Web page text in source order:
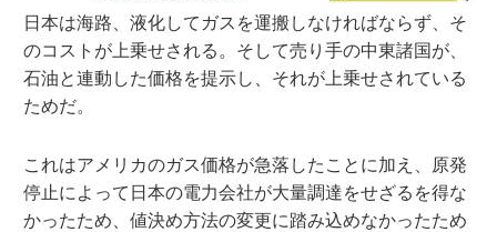
日本は海路、液化してガスを運搬しなければならず、そ
のコストが上乗せされる。そして売り手の中東諸国が、
石油と連動した価格を提示し、それが上乗せされている
ためだ。
これはアメリカのガス価格が急落したことに加え、原発
停止によって日本の電力会社が大量調達をせざるを得な
かったため、値決め方法の変更に踏み込めなかったため